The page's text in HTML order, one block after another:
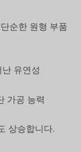
순한 원형 부품
유연성
가공 능력
상승합니다.